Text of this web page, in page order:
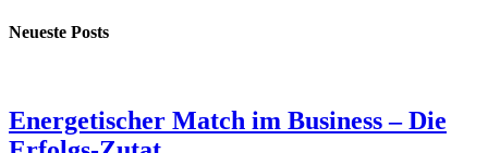
Neueste Posts
Energetischer Match im Business – Die